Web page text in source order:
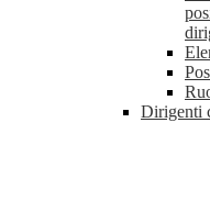
Dirigenti